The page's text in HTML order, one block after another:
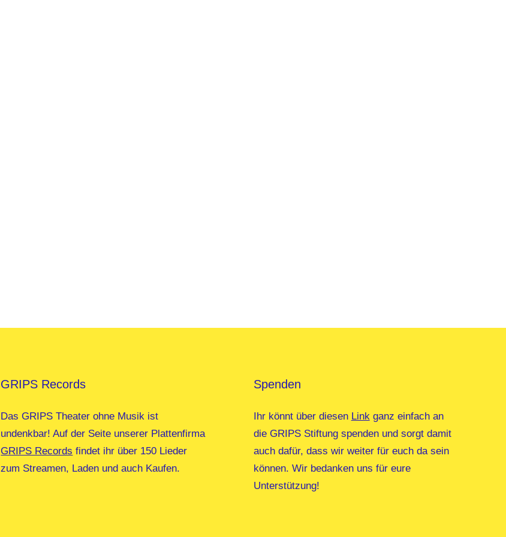
GRIPS Records
Das GRIPS Theater ohne Musik ist
undenkbar! Auf der Seite unserer Plattenfirma
GRIPS Records findet ihr über 150 Lieder
zum Streamen, Laden und auch Kaufen.
Spenden
Ihr könnt über diesen Linkganz einfach an
die GRIPS Stiftung spenden und sorgt damit
auch dafür, dass wir weiter für euch da sein
können. Wir bedanken uns für eure
Unterstützung!